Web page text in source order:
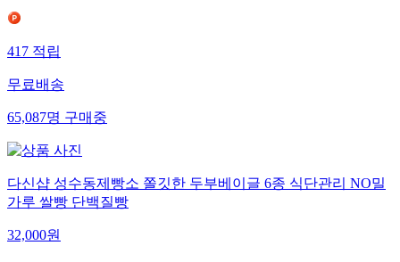
417적립
무료배송
65,087명구매중
다신샵 성수동제빵소 쫄깃한 두부베이글 6종 식단관리 NO밀
가루 쌀빵 단백질빵
32,000원